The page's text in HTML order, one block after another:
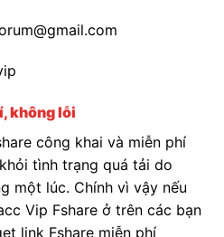
không lỗi
công khai và miễn phí
tình trạng quá tải do
một lúc. Chính vì vậy nếu
Vip Fshare ở trên các bạn
link Fshare miễn phí